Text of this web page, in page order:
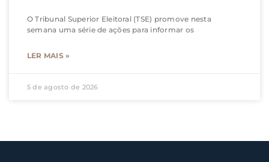
O Tribunal Superior Eleitoral (TSE) promove nesta
semana uma série de ações para informar os
LER MAIS »
5 de agosto de 2026